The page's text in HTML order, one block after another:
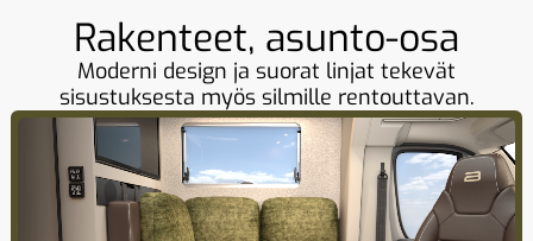
Rakenteet, asunto-osa
Moderni design ja suorat linjat tekevät
sisustuksesta myös silmille rentouttavan.